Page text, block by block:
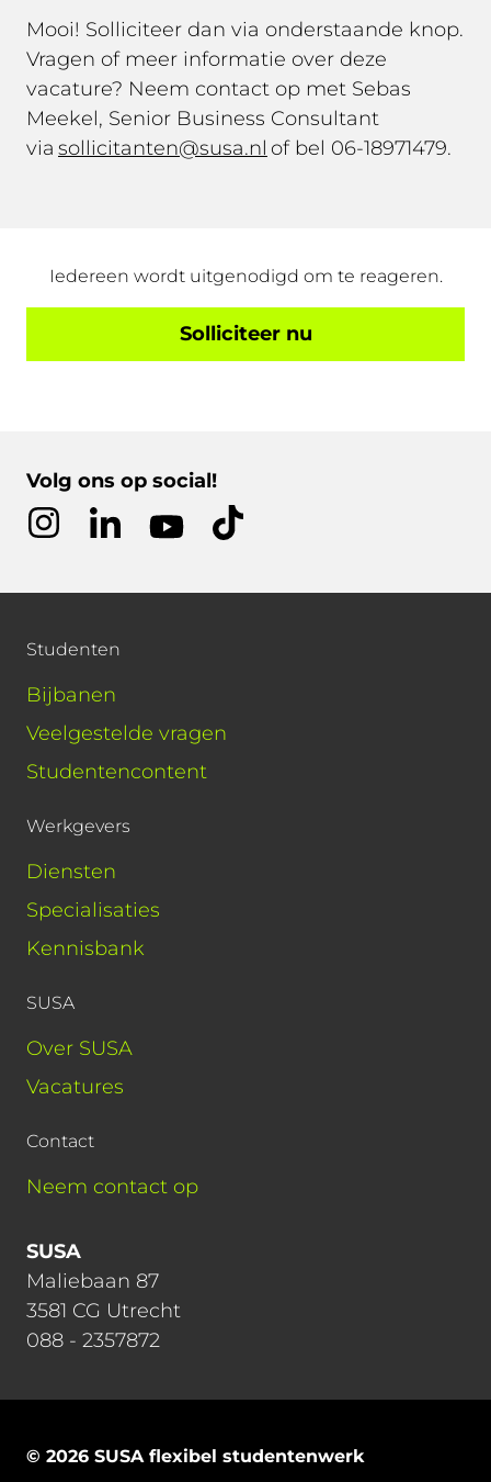
Mooi! Solliciteer dan via onderstaande knop.
Vragen of meer informatie over deze
vacature? Neem contact op met Sebas
Meekel, Senior Business Consultant
via sollicitanten@susa.nl of bel 06-18971479.
Iedereen wordt uitgenodigd om te reageren.
Solliciteer nu
Volg ons op social!
Studenten
Bijbanen
Veelgestelde vragen
Studentencontent
Werkgevers
Diensten
Specialisaties
Kennisbank
SUSA
Over SUSA
Vacatures
Contact
Neem contact op
SUSA
Maliebaan 87
3581 CG Utrecht
088 - 2357872
© 2026 SUSA flexibel studentenwerk